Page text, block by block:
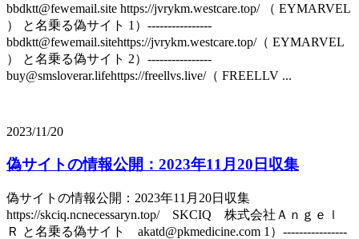
bbdktt@fewemail.site https://jvrykm.westcare.top/ （ EYMARVEL
） と名乗る偽サイト 1）----------------
bbdktt@fewemail.sitehttps://jvrykm.westcare.top/（ EYMARVEL
） と名乗る偽サイト 2）----------------
buy@smsloverar.lifehttps://freellvs.live/（ FREELLV ...
2023/11/20
偽サイトの情報公開：2023年11月20日収集
偽サイトの情報公開：2023年11月20日収集
https://skciq.ncnecessaryn.top/ SKCIQ 株式会社Ａｎｇｅｌ
Ｒ と名乗る偽サイト akatd@pkmedicine.com 1）----------------